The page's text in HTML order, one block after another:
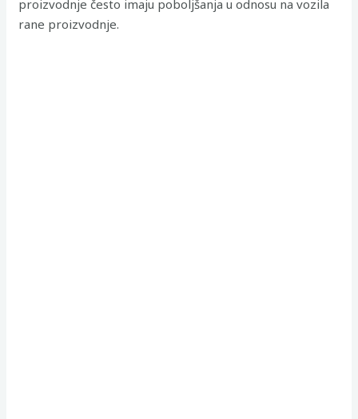
proizvodnje često imaju poboljšanja u odnosu na vozila
rane proizvodnje.